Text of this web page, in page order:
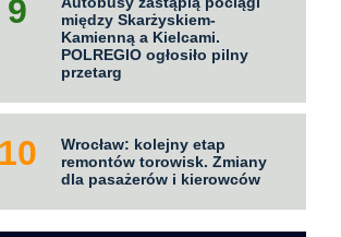
pół godziny
między Skarżyskiem-
Kamienną a Kielcami.
POLREGIO ogłosiło pilny
przetarg
Wrocław: kolejny etap
remontów torowisk. Zmiany
dla pasażerów i kierowców